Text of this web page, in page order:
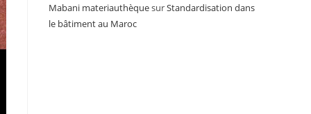
Mabani materiauthèquesurStandardisation dans
le bâtiment au Maroc